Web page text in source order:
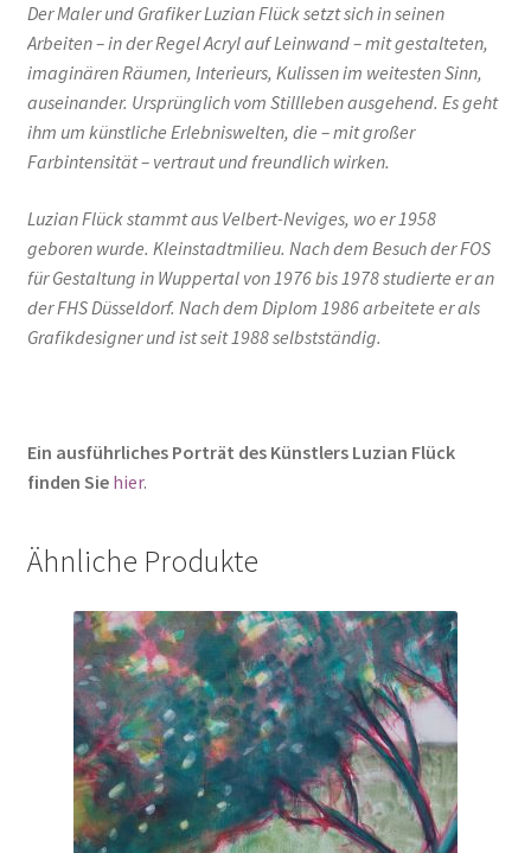
Der Maler und Grafiker Luzian Flück setzt sich in seinen
Arbeiten – in der Regel Acryl auf Leinwand – mit gestalteten,
imaginären Räumen, Interieurs, Kulissen im weitesten Sinn,
auseinander. Ursprünglich vom Stillleben ausgehend. Es geht
ihm um künstliche Erlebniswelten, die – mit großer
Farbintensität – vertraut und freundlich wirken.
Luzian Flück stammt aus Velbert-Neviges, wo er 1958
geboren wurde. Kleinstadtmilieu. Nach dem Besuch der FOS
für Gestaltung in Wuppertal von 1976 bis 1978 studierte er an
der FHS Düsseldorf. Nach dem Diplom 1986 arbeitete er als
Grafikdesigner und ist seit 1988 selbstständig.
Ein ausführliches Porträt des Künstlers Luzian Flück
finden Sie hier.
Ähnliche Produkte